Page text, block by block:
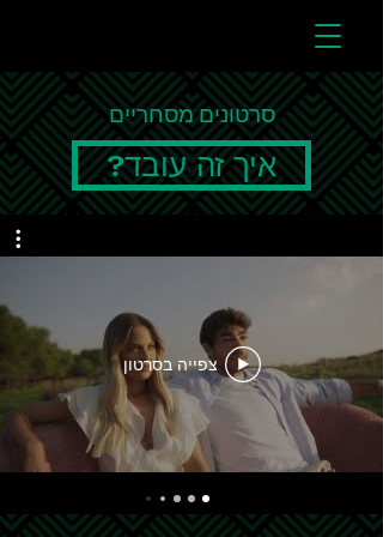
סרטונים מסחריים
?איך זה עובד
צפייה בסרטון